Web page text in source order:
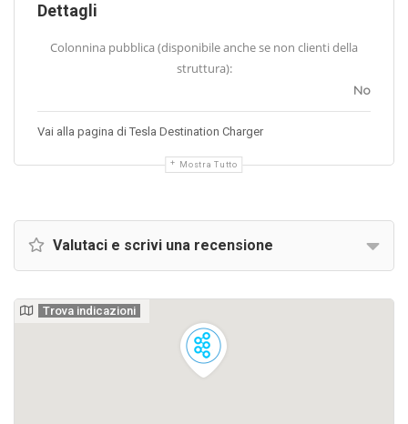
Dettagli
Colonnina pubblica (disponibile anche se non clienti della
struttura):
No
Vai alla pagina di Tesla Destination Charger
Mostra Tutto
Valutaci e scrivi una recensione
Trova indicazioni